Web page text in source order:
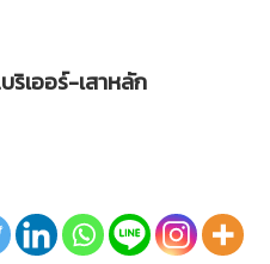
ริเออร์-เสาหลัก